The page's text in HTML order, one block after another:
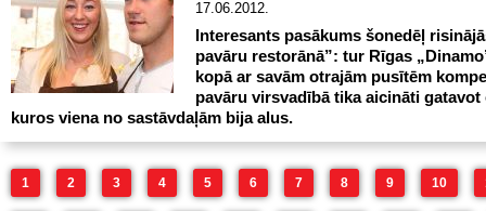
17.06.2012.
Interesants pasākums šonedēļ
pavāru restorānā”: tur Rīgas
kopā ar savām otrajām pusītēm
pavāru virsvadībā tika aicināti gatavot
kuros viena no sastāvdaļām bija alus.
1 2 3 4 5 6 7 8 9 10